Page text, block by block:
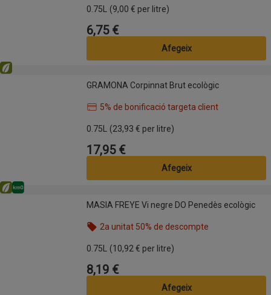
0.75L
(9,00 € per litre)
Preu
6,75 €
Afegeix
GRAMONA Corpinnat Brut ecològic
Eco
GRAMONA Corpinnat Brut ecològic
5% de bonificació targeta client
0.75L
(23,93 € per litre)
Preu
17,95 €
Afegeix
MASIA FREYE Vi negre DO Penedès ecològic
Eco
Km0
MASIA FREYE Vi negre DO Penedès ecològic
2a unitat 50% de descompte
0.75L
(10,92 € per litre)
Preu
8,19 €
Afegeix